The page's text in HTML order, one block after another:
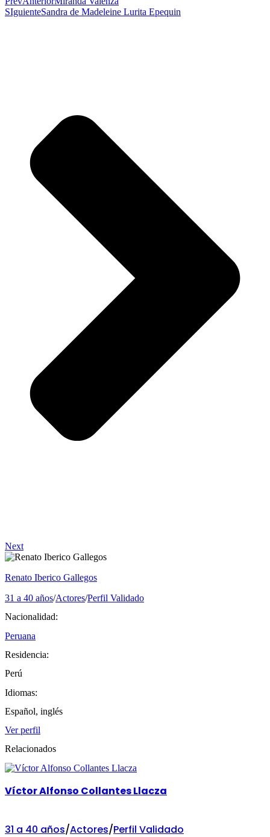
SIguienteSandra de Madeleine Lurita Epequin
Next
Renato Iberico Gallegos
31 a 40 años/Actores/Perfil Validado
Nacionalidad:
Peruana
Residencia:
Perú
Idiomas:
Español, inglés
Ver perfil
Relacionados
Víctor Alfonso Collantes Llacza
31 a 40 años/Actores/Perfil Validado